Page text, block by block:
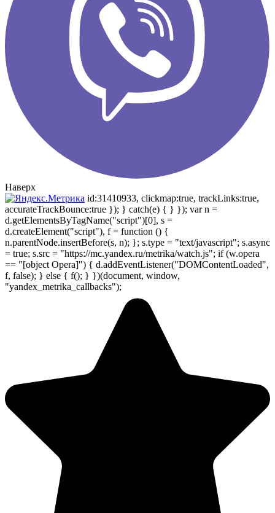
Наверх
id:31410933, clickmap:true, trackLinks:true,
accurateTrackBounce:true }); } catch(e) { } }); var n =
d.getElementsByTagName("script")[0], s =
d.createElement("script"), f = function () {
n.parentNode.insertBefore(s, n); }; s.type = "text/javascript"; s.async
= true; s.src = "https://mc.yandex.ru/metrika/watch.js"; if (w.opera
== "[object Opera]") { d.addEventListener("DOMContentLoaded",
f, false); } else { f(); } })(document, window,
"yandex_metrika_callbacks");